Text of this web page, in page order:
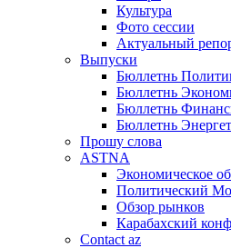
Культура
Фото сессии
Актуальный
Выпуски
Бюллетнь
Бюллетнь
Бюллетнь
Бюллетнь
Прошу слова
ASTNA
Экономическое
Политический
Обзор рынков
Карабахский
Contact az